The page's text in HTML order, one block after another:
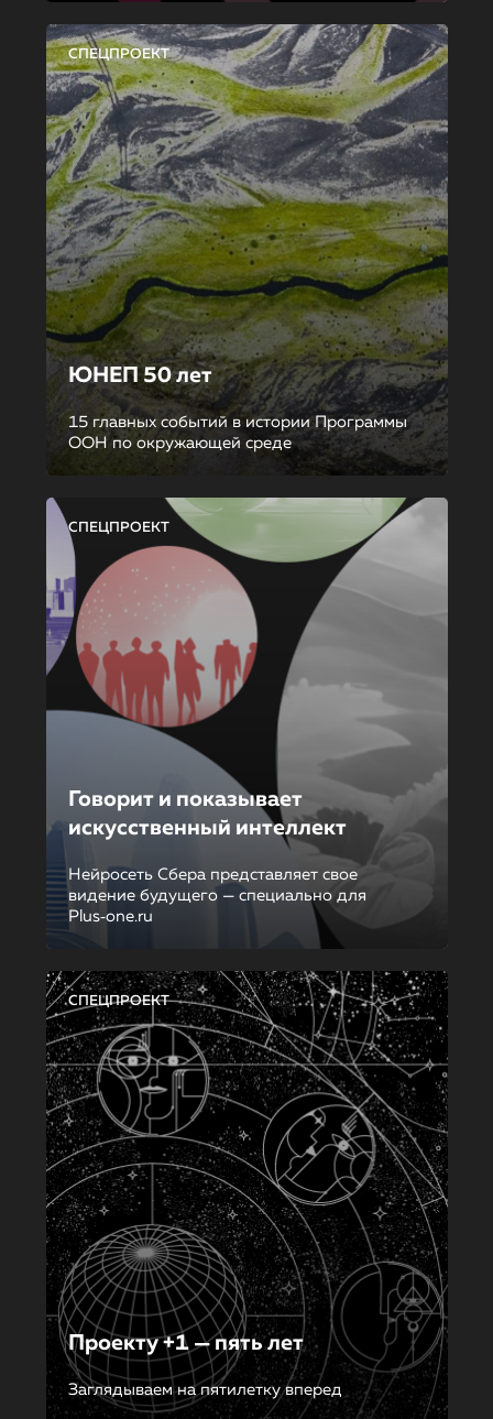
СПЕЦПРОЕКТ
ЮНЕП 50 лет
15 главных событий в истории Программы
ООН по окружающей среде
СПЕЦПРОЕКТ
Говорит и показывает
искусственный интеллект
Нейросеть Сбера представляет свое
видение будущего — специально для
Plus‑one.ru
СПЕЦПРОЕКТ
Проекту +1 — пять лет
Заглядываем на пятилетку вперед